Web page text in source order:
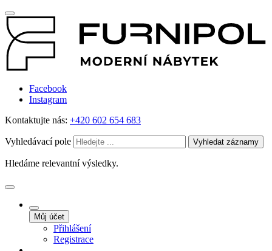
Facebook
Instagram
Kontaktujte nás: +420 602 654 683
Vyhledávací pole Vyhledat záznamy
Hledáme relevantní výsledky.
Můj účet
Přihlášení
Registrace